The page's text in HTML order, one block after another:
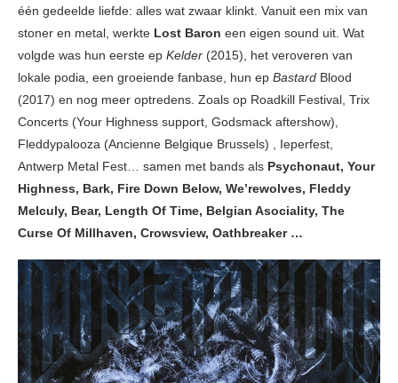
één gedeelde liefde: alles wat zwaar klinkt. Vanuit een mix van
stoner en metal, werkte Lost Baron een eigen sound uit. Wat
volgde was hun eerste ep Kelder (2015), het veroveren van
lokale podia, een groeiende fanbase, hun ep Bastard Blood
(2017) en nog meer optredens. Zoals op Roadkill Festival, Trix
Concerts (Your Highness support, Godsmack aftershow),
Fleddypalooza (Ancienne Belgique Brussels) , Ieperfest,
Antwerp Metal Fest… samen met bands als Psychonaut, Your
Highness, Bark, Fire Down Below, We’rewolves, Fleddy
Melculy, Bear, Length Of Time, Belgian Asociality, The
Curse Of Millhaven, Crowsview, Oathbreaker …